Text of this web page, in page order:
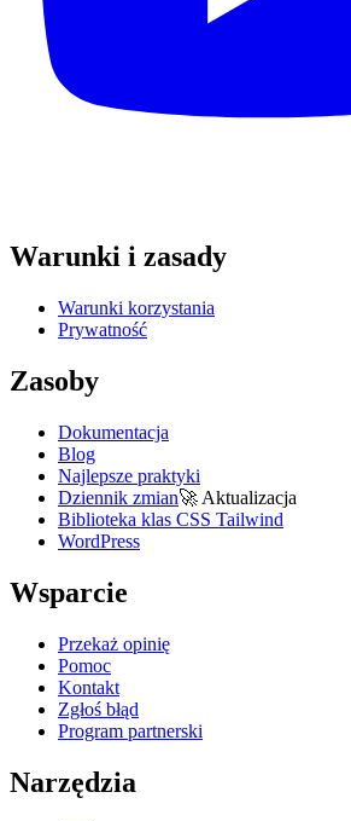
Warunki i zasady
Warunki korzystania
Prywatność
Zasoby
Dokumentacja
Blog
Najlepsze praktyki
Dziennik zmian🚀 Aktualizacja
Biblioteka klas CSS Tailwind
WordPress
Wsparcie
Przekaż opinię
Pomoc
Kontakt
Zgłoś błąd
Program partnerski
Narzędzia